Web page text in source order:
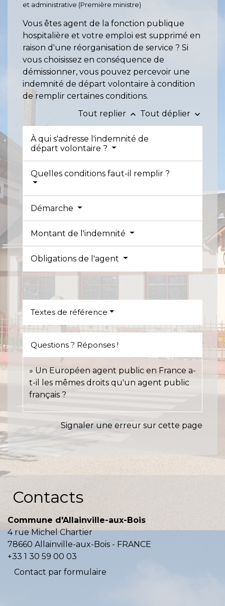
et administrative (Première ministre)
Vous êtes agent de la fonction publique
hospitalière et votre emploi est supprimé en
raison d'une réorganisation de service ? Si
vous choisissez en conséquence de
démissionner, vous pouvez percevoir une
indemnité de départ volontaire à condition
de remplir certaines conditions.
Tout replier keyboard_arrow_up Tout déplier keyboard_arrow_down
À qui s'adresse l'indemnité de
départ volontaire ?
Quelles conditions faut-il remplir ?
Démarche
Montant de l'indemnité
Obligations de l'agent
Textes de référence
Questions ? Réponses !
Un Européen agent public en France a-
t-il les mêmes droits qu'un agent public
français ?
Signaler une erreur sur cette page
Contacts
Commune d'Allainville-aux-Bois
4 rue Michel Chartier
78660 Allainville-aux-Bois - FRANCE
+33 1 30 59 00 03
Contact par formulaire